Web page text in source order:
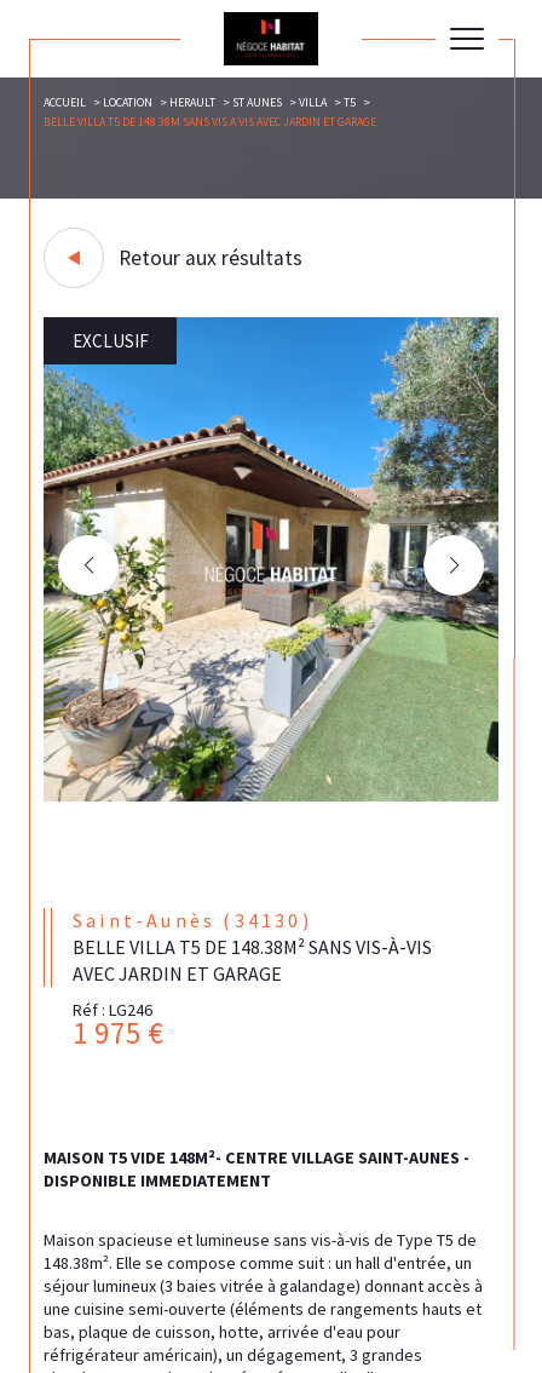
ACCUEIL LOCATION HERAULT ST AUNES VILLA
T5
BELLE VILLA T5 DE 148 38M SANS VIS A VIS AVEC JARDIN ET GARAGE
Retour aux résultats
EXCLUSIF
Saint-Aunès (34130)
BELLE VILLA T5 DE 148.38M² SANS VIS-À-VIS
AVEC JARDIN ET GARAGE
Réf : LG246
1 975 €
MAISON T5 VIDE 148M²- CENTRE VILLAGE SAINT-AUNES -
DISPONIBLE IMMEDIATEMENT
Maison spacieuse et lumineuse sans vis-à-vis de Type T5 de
148.38m². Elle se compose comme suit : un hall d'entrée, un
séjour lumineux (3 baies vitrée à galandage) donnant accès à
une cuisine semi-ouverte (éléments de rangements hauts et
bas, plaque de cuisson, hotte, arrivée d'eau pour
réfrigérateur américain), un dégagement, 3 grandes